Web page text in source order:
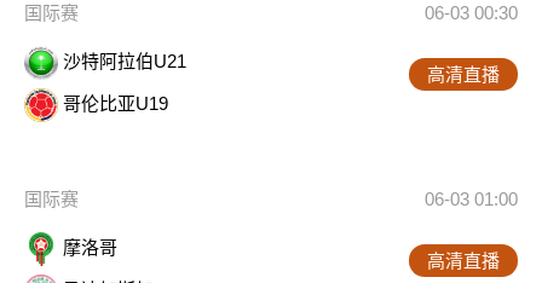
国际赛 06-03 00:30
沙特阿拉伯U21
哥伦比亚U19
高清直播
国际赛 06-03 01:00
摩洛哥
高清直播